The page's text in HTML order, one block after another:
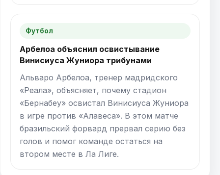
Футбол
Арбелоа объяснил освистывание
Винисиуса Жуниора трибунами
Альваро Арбелоа, тренер мадридского
«Реала», объясняет, почему стадион
«Бернабеу» освистал Винисиуса Жуниора
в игре против «Алавеса». В этом матче
бразильский форвард прервал серию без
голов и помог команде остаться на
втором месте в Ла Лиге.